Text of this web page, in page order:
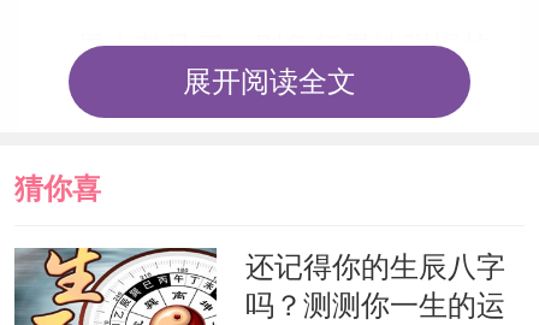
男人梦见刀，则象征男性强悍的一
面，有时甚至表示对女性的憎恨。
男人梦见自己佩带着刀，表示你男
而如果男人梦见对刀非常依赖，则
展开阅读全文
猜你喜
欢
还记得你的生辰八字
吗？测测你一生的运